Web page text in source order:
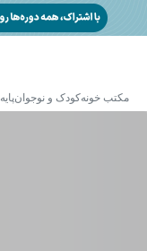
مکتب خونهکودک و نوجوان